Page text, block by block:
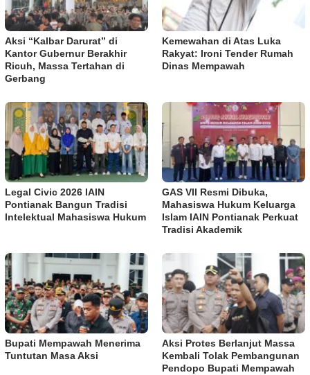
Aksi “Kalbar Darurat” di
Kantor Gubernur Berakhir
Ricuh, Massa Tertahan di
Gerbang
Kemewahan di Atas Luka
Rakyat: Ironi Tender Rumah
Dinas Mempawah
Legal Civic 2026 IAIN
Pontianak Bangun Tradisi
Intelektual Mahasiswa Hukum
GAS VII Resmi Dibuka,
Mahasiswa Hukum Keluarga
Islam IAIN Pontianak Perkuat
Tradisi Akademik
Bupati Mempawah Menerima
Tuntutan Masa Aksi
Aksi Protes Berlanjut Massa
Kembali Tolak Pembangunan
Pendopo Bupati Mempawah